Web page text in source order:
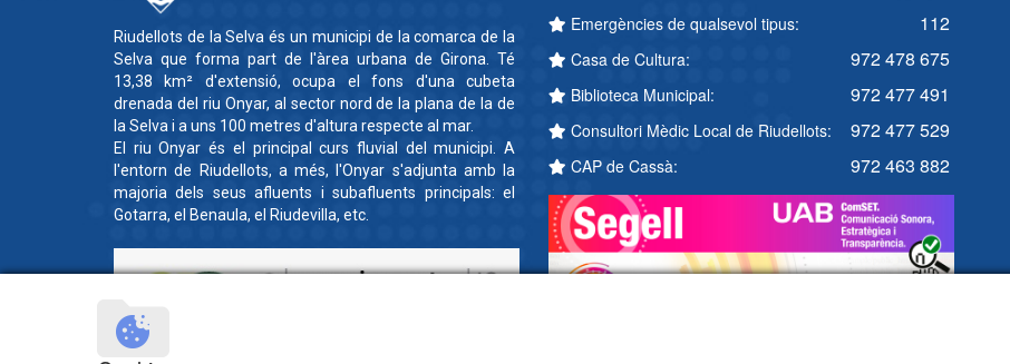
Riudellots de la Selva és un municipi de la comarca de la
Selva que forma part de l'àrea urbana de Girona. Té
13,38 km² d'extensió, ocupa el fons d'una cubeta
drenada del riu Onyar, al sector nord de la plana de la de
la Selva i a uns 100 metres d'altura respecte al mar.
El riu Onyar és el principal curs fluvial del municipi. A
l'entorn de Riudellots, a més, l'Onyar s'adjunta amb la
majoria dels seus afluents i subafluents principals: el
Gotarra, el Benaula, el Riudevilla, etc.
Emergències de qualsevol tipus: 112
Casa de Cultura: 972 478 675
Biblioteca Municipal: 972 477 491
Consultori Mèdic Local de Riudellots: 972 477 529
CAP de Cassà: 972 463 882